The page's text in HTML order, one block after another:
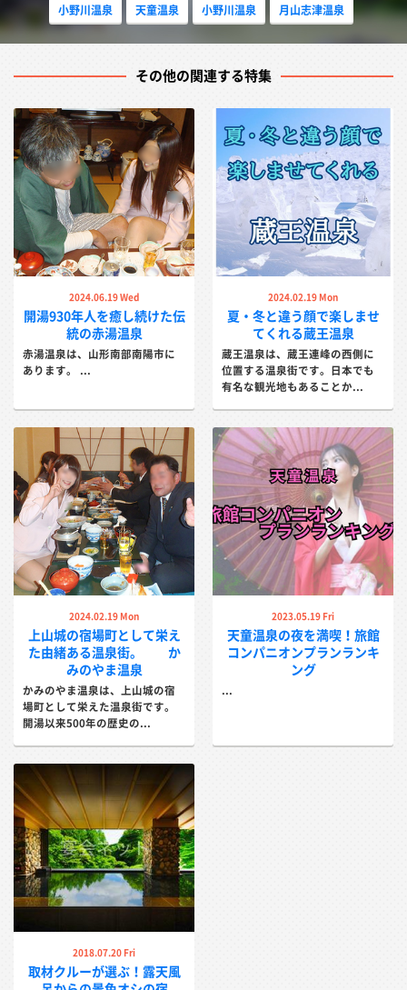
蔵王国際ホテル
緑豊かな大自然に囲まれ、木の温もり
に癒される天然温泉のあるホ...
詳しく見る
蔵王・和歌の宿 わかまつや
かけながし「大石くり抜き露天風呂」
が自慢の老舗宿...
詳しく見る
おおみや旅館
創業千年の大先輩、大正ロマン香るレ
トロな老舗旅館...
詳しく見る
深山荘高見屋
享保元年の創業以来３００年、歴史が
生きる蔵王温泉を見守り続け...
詳しく見る
つるや
自家源泉による贅沢なかけ流し、地産
地消の郷土料理も美味い！...
詳しく見る
ホテルオークヒル
蔵王温泉 こけしの宿 招仙
小野川温泉
天童温泉 小野川温泉 月山志津温泉
その他の関連する特集
2024.06.19 Wed
開湯930年人を癒し続けた伝
統の赤湯温泉
赤湯温泉は、山形南部南陽市に
あります。 ...
2024.02.19 Mon
夏・冬と違う顔で楽しませ
てくれる蔵王温泉
蔵王温泉は、蔵王連峰の西側に
位置する温泉街です。日本でも
有名な観光地もあることか...
2024.02.19 Mon
上山城の宿場町として栄え
た由緒ある温泉街。 か
みのやま温泉
かみのやま温泉は、上山城の宿
場町として栄えた温泉街です。
開湯以来500年の歴史の...
2023.05.19 Fri
天童温泉の夜を満喫！旅館
コンパニオンプランランキ
ング
...
2018.07.20 Fri
取材クルーが選ぶ！露天風